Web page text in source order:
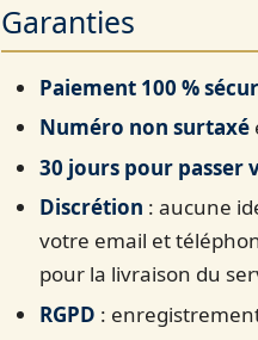
Garanties
Paiement 100 %
Numéro non surtaxé
30 jours pour passer
Discrétion : aucune
votre email et
pour la livraison du
RGPD :